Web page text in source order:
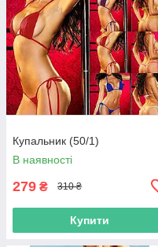
Купальник (50/1)
В наявності
279 ₴ 310 ₴
Купити